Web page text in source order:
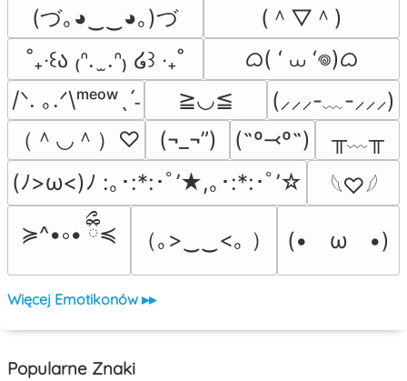
(づ｡◕‿‿◕｡)づ
(＾▽＾)
˚₊‧꒰ა ₍ᐢ.  ̫.ᐢ₎ ໒꒱ ‧₊˚
ᜊ( ‘ ⩊ ‘𖦹)ᜊ
/ᐠ. ｡.ᐟ\ᵐᵉᵒʷˎˊ˗
≧◡≦
(⸝⸝⸝-﹏-⸝⸝⸝)
（＾◡＾）♡
(¬_¬”) (˶º⤙º˶)
╥﹏╥
(ﾉ>ω<)ﾉ :｡･:*:･ﾟ’★,｡･:*:･ﾟ’☆
𓆩♡𓆪
≽^•༚• ྀིྀ≼
（｡>‿‿<｡ ） (•　ω　•)
Więcej Emotikonów ▸▸
Popularne Znaki